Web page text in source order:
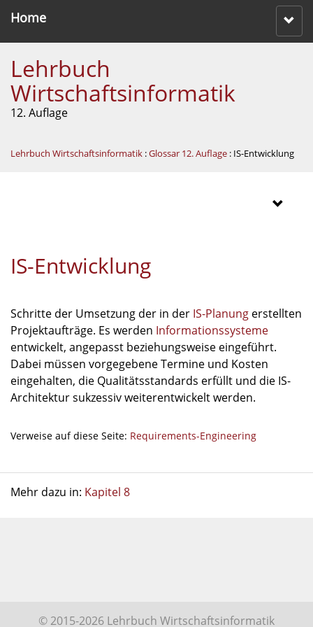
Home
Lehrbuch
Wirtschaftsinformatik
12. Auflage
Lehrbuch Wirtschaftsinformatik :Glossar 12. Auflage : IS-Entwicklung
IS-Entwicklung
Schritte der Umsetzung der in der IS-Planung erstellten
Projektaufträge. Es werden Informationssysteme
entwickelt, angepasst beziehungsweise eingeführt.
Dabei müssen vorgegebene Termine und Kosten
eingehalten, die Qualitätsstandards erfüllt und die IS-
Architektur sukzessiv weiterentwickelt werden.
Verweise auf diese Seite: Requirements-Engineering
Mehr dazu in: Kapitel 8
© 2015-2026 Lehrbuch Wirtschaftsinformatik